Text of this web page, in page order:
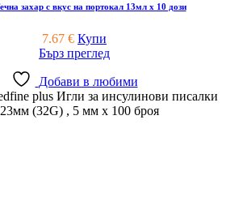
захар с вкус на портокал 13мл x 10 дози
7.67 € Купи
Бърз преглед
Добави в любими